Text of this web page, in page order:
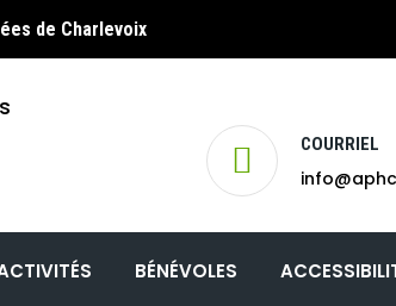
de Charlevoix
COURRIEL
BÉNÉVOLES